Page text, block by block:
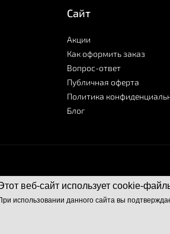
веб-сайт использует cookie-
использовании данного сайта вы
Сайт
Акции
Как оформить заказ
Вопрос-ответ
Публичная оферта
Политика
Блог
Flo-allo.ru